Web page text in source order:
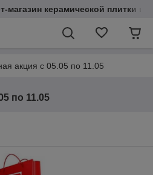
керамической плитки и
акция с 05.05 по 11.05
по 11.05